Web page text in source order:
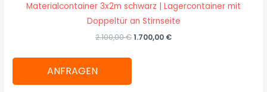
Materialcontainer 3x2m schwarz | Lagercontainer mit
Doppeltür an Stirnseite
2.100,00€1.700,00 €
ANFRAGEN